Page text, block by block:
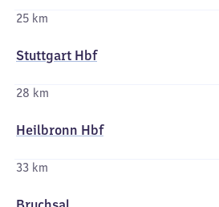
25 km
Stuttgart Hbf
28 km
Heilbronn Hbf
33 km